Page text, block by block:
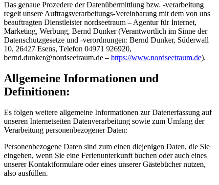
Das genaue Prozedere der Datenübermittlung bzw. -verarbeitung
regelt unsere Auftragsverarbeitungs-Vereinbarung mit dem von uns
beauftragten Dienstleister nordseetraum – Agentur für Internet,
Marketing, Werbung, Bernd Dunker (Verantwortlich im Sinne der
Datenschutzgesetze und -verordnungen: Bernd Dunker, Süderwall
10, 26427 Esens, Telefon 04971 926920,
bernd.dunker@nordseetraum.de – https://www.nordseetraum.de).
Allgemeine Informationen und
Definitionen:
Es folgen weitere allgemeine Informationen zur Datenerfassung auf
unseren Internetseiten Datenverarbeitung sowie zum Umfang der
Verarbeitung personenbezogener Daten:
Personenbezogene Daten sind zum einen diejenigen Daten, die Sie
eingeben, wenn Sie eine Ferienunterkunft buchen oder auch eines
unserer Kontaktformulare oder eines unserer Gästebücher nutzen,
also ausfüllen.